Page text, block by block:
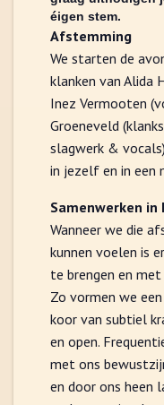
éigen stem.
Afstemming
We starten de
klanken van Alida
Inez Vermooten
Groeneveld
slagwerk &
in jezelf en in een
Samenwerken in
Wanneer we die
kunnen voelen is
te brengen en
Zo vormen we
koor van subtiel
en open.
met ons
en door ons heen